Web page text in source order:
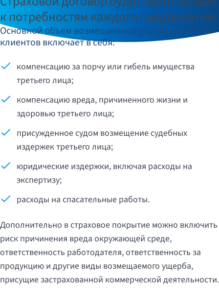
к потребностям каждого предприятия.
Основной объем возмещаемого ущерба для всех
клиентов включает в себя:
компенсацию за порчу или гибель имущества
третьего лица;
компенсацию вреда, причиненного жизни и
здоровью третьего лица;
присужденное судом возмещение судебных
издержек третьего лица;
юридические издержки, включая расходы на
экспертизу;
расходы на спасательные работы.
Дополнительно в страховое покрытие можно включить
риск причинения вреда окружающей среде,
ответственность работодателя, ответственность за
продукцию и другие виды возмещаемого ущерба,
присущие застрахованной коммерческой деятельности.